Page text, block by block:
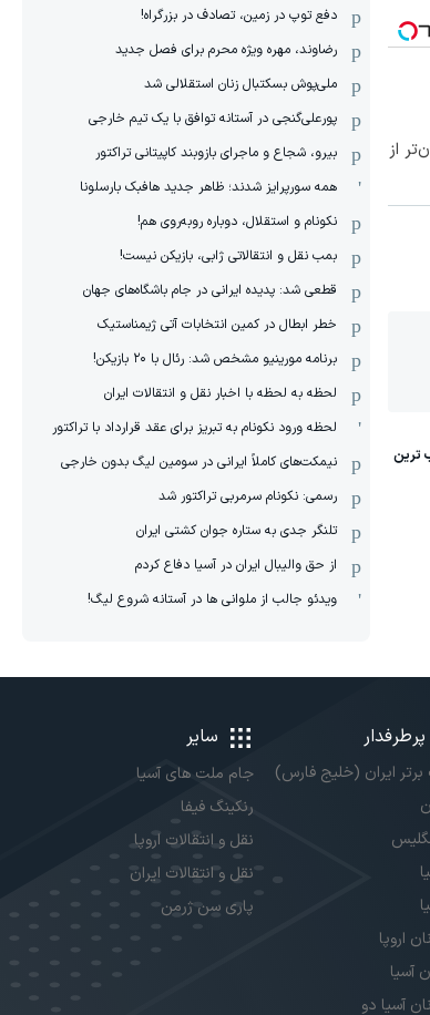
از
دفع توپ در زمین، تصادف در بزرگراه!
رضاوند، مهره ویژه محرم برای فصل جدید
ملی‌پوش بسکتبال زنان استقلالی شد
پورعلی‌گنجی در آستانه توافق با یک تیم خارجی
بیرو، شجاع و ماجرای بازوبند کاپیتانی تراکتور
همه سورپرایز شدند؛ ظاهر جدید هافبک بارسلونا
نکونام و استقلال، دوباره روبه‌روی هم!
بمب نقل و انتقالاتی ژابی، بازیکن نیست!
قطعی شد: پدیده ایرانی در جام باشگاه‌های جهان
خطر ابطال در کمین انتخابات آتی ژیمناستیک
برنامه مورینیو مشخص شد: رئال با ۲۰ بازیکن!
لحظه به لحظه با اخبار نقل و انتقالات ایران
لحظه ورود نکونام به تبریز برای عقد قرارداد با تراکتور
نیمکت‌های کاملاً ایرانی در سومین لیگ بدون خارجی
رسمی: نکونام سرمربی تراکتور شد
تلنگر جدی به ستاره جوان کشتی ایران
از حق والیبال ایران در آسیا دفاع کردم
ویدئو جالب از ملوانی ها در آستانه شروع لیگ!
ایران (خلیج فارس)
اروپا
آسیا
آسیا دو
سایر
جام ملت های آسیا
رنکینگ فیفا
نقل و انتقالات اروپا
نقل و انتقالات ایران
پاری سن ژرمن